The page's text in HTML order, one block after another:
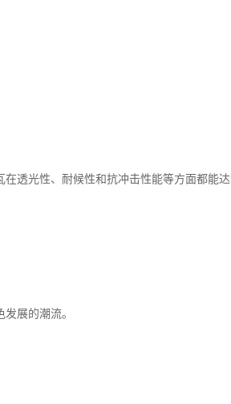
透光性、耐候性和抗冲击性能等方面都能
展的潮流。